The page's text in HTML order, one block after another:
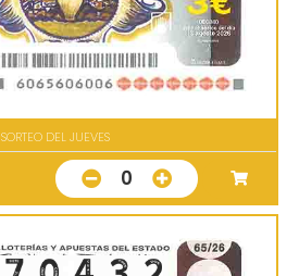
SORTEO DEL JUEVES
0